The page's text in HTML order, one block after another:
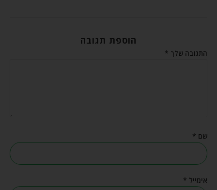
הוספת תגובה
התגובה שלך*
שם*
אימייל*